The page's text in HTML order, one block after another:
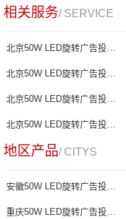
相关服务/ SERVICE
地区产品/ CITYS